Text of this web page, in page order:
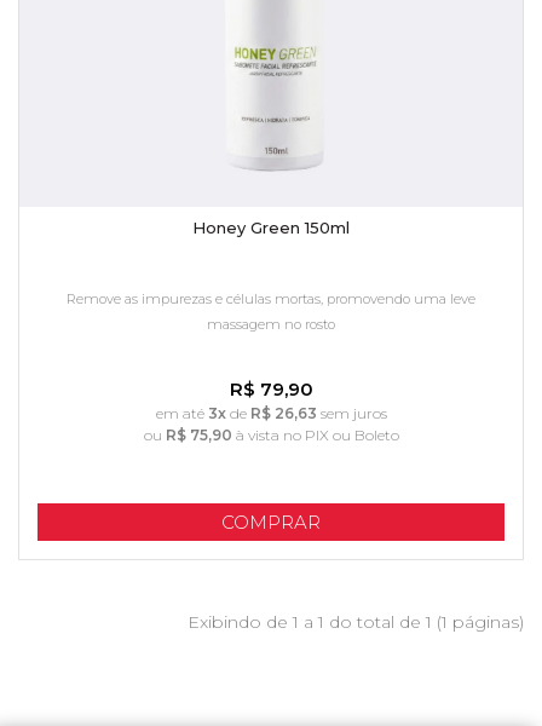
Honey Green 150ml
Remove as impurezas e células mortas, promovendo uma leve
massagem no rosto
R$ 79,90
em até 3xde R$ 26,63 sem juros
ou R$ 75,90 à vista no PIX ou Boleto
COMPRAR
Exibindo de 1 a 1 do total de 1 (1 páginas)